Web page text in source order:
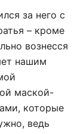
за него с
– кроме
вознесся
нашим
маской-
которые
ведь